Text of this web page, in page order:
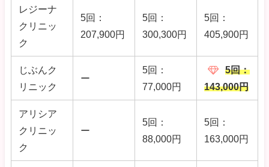
レジーナ
クリニッ
ク
5回：
207,900円
5回：
300,300円
5回：
405,900円
じぶんク
リニック
ー
5回：
77,000円
5回：
143,000円
アリシア
クリニッ
ク
ー
5回：
88,000円
5回：
163,000円